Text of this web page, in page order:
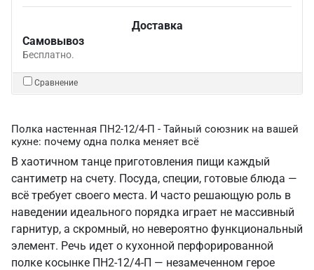
Доставка
Самовывоз
Бесплатно.
Сравнение
Полка настенная ПН2-12/4-П - Тайный союзник на вашей
кухне: почему одна полка меняет всё
В хаотичном танце приготовления пищи каждый
сантиметр на счету. Посуда, специи, готовые блюда —
всё требует своего места. И часто решающую роль в
наведении идеального порядка играет не массивный
гарнитур, а скромный, но невероятно функциональный
элемент. Речь идет о кухонной перфорированной
полке косынке ПН2-12/4-П — незамеченном герое